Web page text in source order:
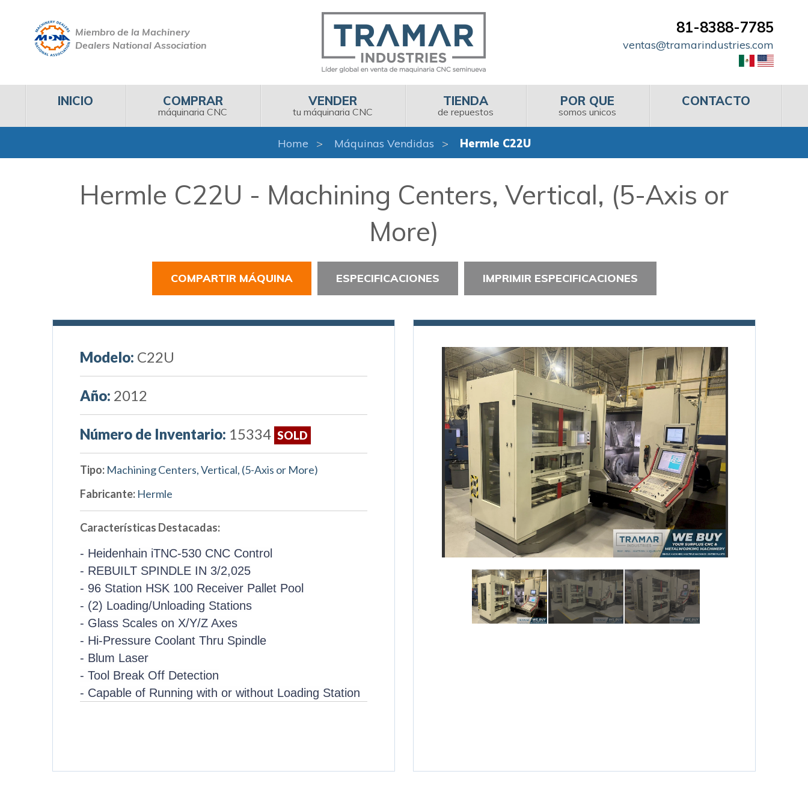
Miembro de la Machinery
Dealers National Association
81-8388-7785
ventas@tramarindustries.com
INICIO COMPRAR
máquinaria CNC
VENDER
tu máquinaria CNC
TIENDA
de repuestos
POR QUE
somos unicos
CONTACTO
Home Máquinas Vendidas Hermle C22U
Hermle C22U - Machining Centers, Vertical, (5-Axis or
More)
COMPARTIR MÁQUINA ESPECIFICACIONES IMPRIMIR ESPECIFICACIONES
Modelo: C22U
Año: 2012
Número de Inventario: 15334 SOLD
Tipo: Machining Centers, Vertical, (5-Axis or More)
Fabricante: Hermle
Características Destacadas:
- Heidenhain iTNC-530 CNC Control
- REBUILT SPINDLE IN 3/2,025
- 96 Station HSK 100 Receiver Pallet Pool
- (2) Loading/Unloading Stations
- Glass Scales on X/Y/Z Axes
- Hi-Pressure Coolant Thru Spindle
- Blum Laser
- Tool Break Off Detection
- Capable of Running with or without Loading Station